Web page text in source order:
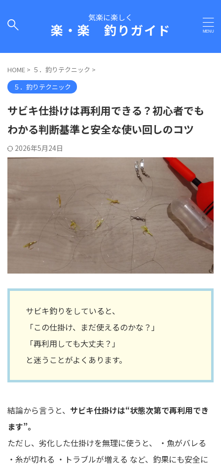
気楽に楽しく
楽・楽 釣りガイド
HOME > ５．釣りテクニック >
５．釣りテクニック
サビキ仕掛けは再利用できる？初心者でも
わかる判断基準と安全な使い回しのコツ
2026年5月24日
サビキ釣りをしていると、
「この仕掛け、まだ使えるのかな？」
「再利用しても大丈夫？」
と迷うことがよくあります。
結論から言うと、 サビキ仕掛けは“状態次第で再利用でき
ます”。
ただし、劣化した仕掛けを無理に使うと、 ・魚がバレる
・糸が切れる ・トラブルが増える など、釣果にも安全に